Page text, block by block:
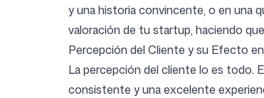
y una historia convincente, o en una
valoración de tu startup, haciendo
Percepción del Cliente y su Efecto
La percepción del cliente lo es todo.
consistente y una excelente